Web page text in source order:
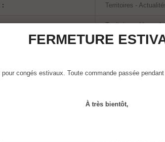
: Territoires -
: Territoires -
Territoires -
Dossier COP22 -
FERMETURE
congés estivaux. Toute commande passée
À très bientôt,